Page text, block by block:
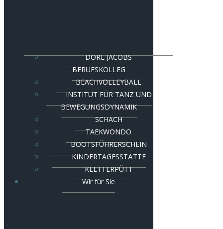
DORE JACOBS
BERUFSKOLLEG
BEACHVOLLEYBALL
INSTITUT FÜR TANZ UND
BEWEGUNGSDYNAMIK
SCHACH
TAEKWONDO
BOOTSFÜHRERSCHEIN
KINDERTAGESSTÄTTE
KLETTERPÜTT
Wir für Sie